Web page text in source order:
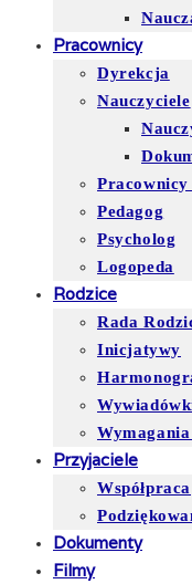
Pracownicy
Dyrekcja
Nauczyciele
Pedagog
Psycholog
Logopeda
Rodzice
Rada
Inicjatywy
Przyjaciele
Współpraca
Dokumenty
Filmy